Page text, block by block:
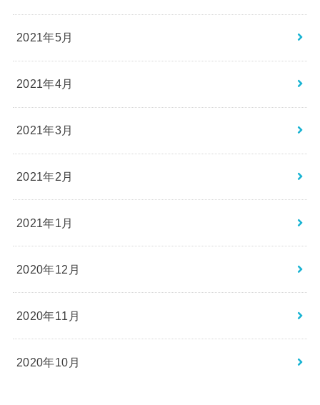
2021年5月
2021年4月
2021年3月
2021年2月
2021年1月
2020年12月
2020年11月
2020年10月